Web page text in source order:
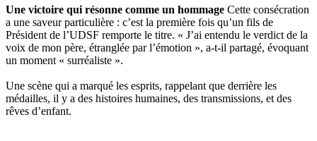
Une victoire qui résonne comme un hommage Cette consécration
a une saveur particulière : c’est la première fois qu’un fils de
Président de l’UDSF remporte le titre. « J’ai entendu le verdict de la
voix de mon père, étranglée par l’émotion », a-t-il partagé, évoquant
un moment « surréaliste ».
Une scène qui a marqué les esprits, rappelant que derrière les
médailles, il y a des histoires humaines, des transmissions, et des
rêves d’enfant.